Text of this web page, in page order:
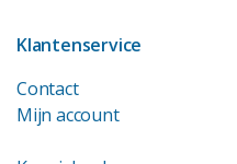
Klantenservice
Contact
Mijn account